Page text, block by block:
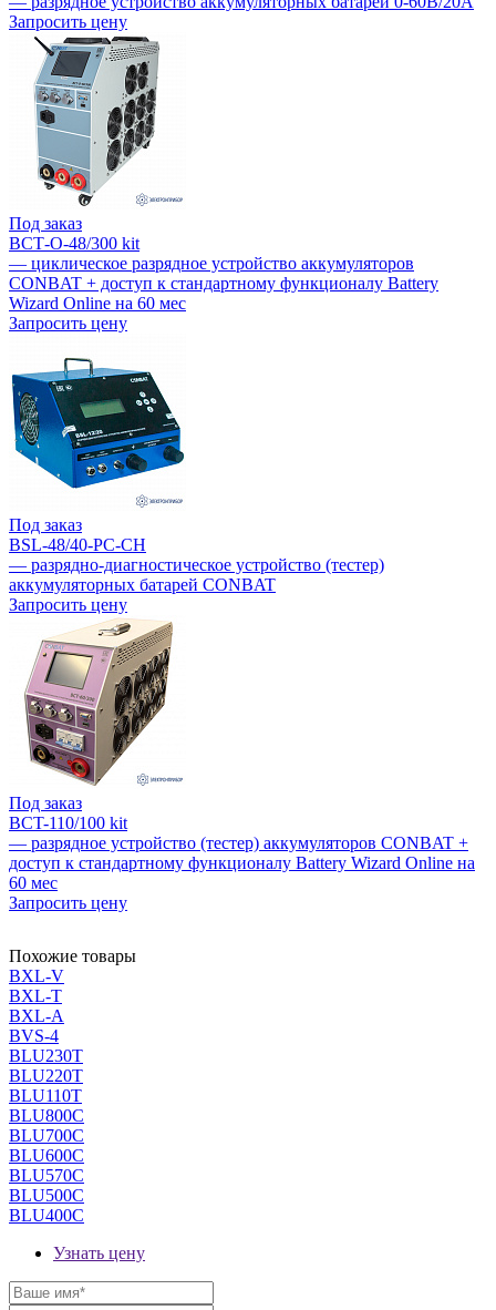
Запросить цену
Под заказ
ВСТ-О-48/300 kit
— циклическое разрядное устройство аккумуляторов
CONBAT + доступ к стандартному функционалу Battery
Wizard Online на 60 мес
Запросить цену
Под заказ
BSL-48/40-PC-CH
— разрядно-диагностическое устройство (тестер)
аккумуляторных батарей CONBAT
Запросить цену
Под заказ
BCT-110/100 kit
— разрядное устройство (тестер) аккумуляторов CONBAT +
доступ к стандартному функционалу Battery Wizard Online на
60 мес
Запросить цену
Похожие товары
BXL-V
BXL-T
BXL-A
BVS-4
BLU230T
BLU220T
BLU110T
BLU800C
BLU700C
BLU600C
BLU570C
BLU500C
BLU400C
Узнать цену